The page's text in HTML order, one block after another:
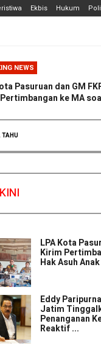
Ekbis Hukum
NEWS
Pasuruan dan GM
ke MA
TAHU
LPA Kota
Kirim
Hak Asuh
Eddy
Jatim
Penanganan
Reaktif ...